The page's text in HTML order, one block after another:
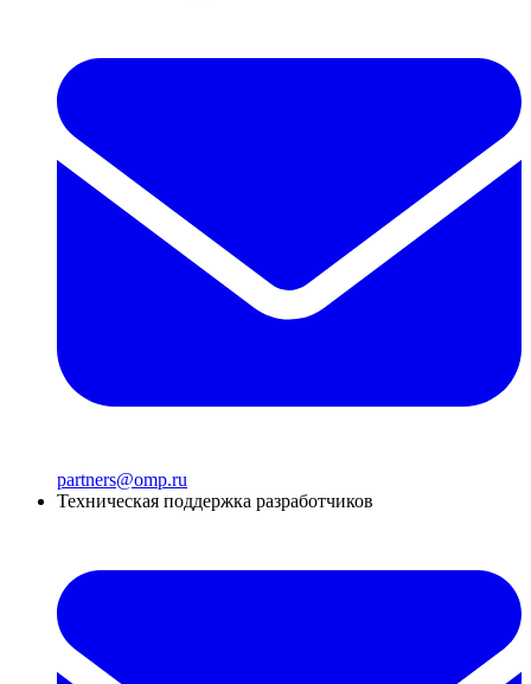
partners@omp.ru
Техническая поддержка разработчиков